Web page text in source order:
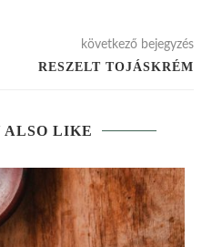
következő bejegyzés
RESZELT TOJÁSKRÉM
ALSO LIKE